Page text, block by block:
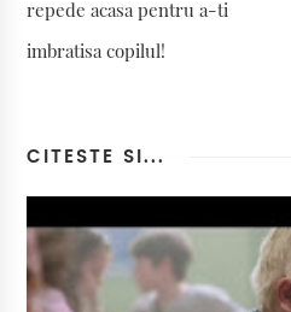
repede acasa pentru a-ti
imbratisa copilul!
CITESTE SI...